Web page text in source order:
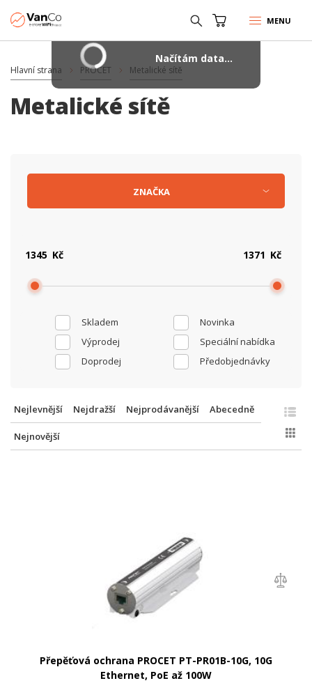
MENU
Hlavní strana PROCET Metalické sítě
Metalické sítě
Skladem
Novinka
Výprodej
Speciální nabídka
Doprodej
Předobjednávky
Kč Kč
ZNAČKA
Nejlevnější Nejdražší Nejprodávanější Abecedně
Nejnovější
Přepěťová ochrana PROCET PT-PR01B-10G, 10G
Ethernet, PoE až 100W
Načítám data...